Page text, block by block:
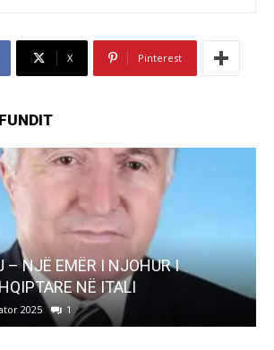
X Pinterest
Gjin Musa-Rome- Shtator 2025
- 8 Shtator 2025